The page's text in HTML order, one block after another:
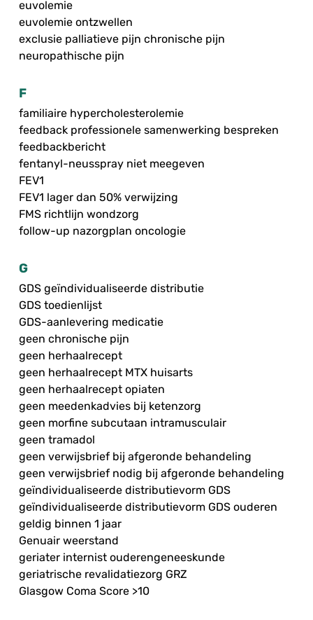
euvolemie
euvolemie ontzwellen
exclusie palliatieve pijn chronische pijn
neuropathische pijn
F
familiaire hypercholesterolemie
feedback professionele samenwerking bespreken
feedbackbericht
fentanyl-neusspray niet meegeven
FEV1
FEV1 lager dan 50% verwijzing
FMS richtlijn wondzorg
follow-up nazorgplan oncologie
G
GDS geïndividualiseerde distributie
GDS toedienlijst
GDS-aanlevering medicatie
geen chronische pijn
geen herhaalrecept
geen herhaalrecept MTX huisarts
geen herhaalrecept opiaten
geen meedenkadvies bij ketenzorg
geen morfine subcutaan intramusculair
geen tramadol
geen verwijsbrief bij afgeronde behandeling
geen verwijsbrief nodig bij afgeronde behandeling
geïndividualiseerde distributievorm GDS
geïndividualiseerde distributievorm GDS ouderen
geldig binnen 1 jaar
Genuair weerstand
geriater internist ouderengeneeskunde
geriatrische revalidatiezorg GRZ
Glasgow Coma Score >10